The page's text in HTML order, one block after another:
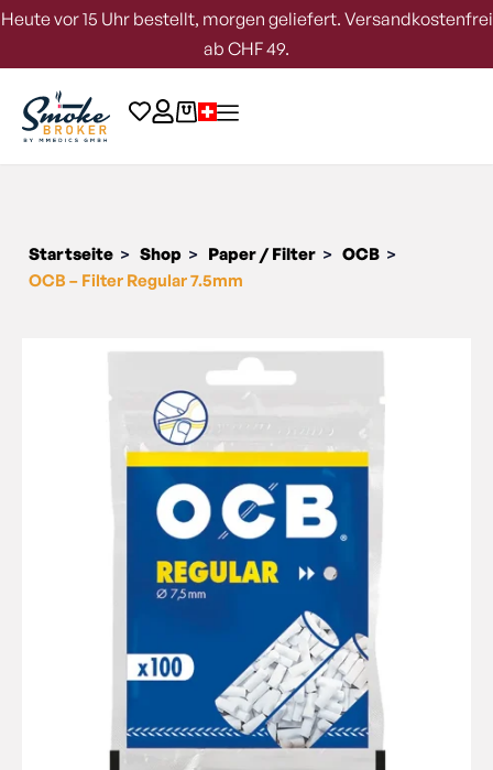
Heute vor 15 Uhr bestellt, morgen geliefert. Versandkostenfrei
ab CHF 49.
Startseite > Shop > Paper / Filter > OCB >
OCB – Filter Regular 7.5mm